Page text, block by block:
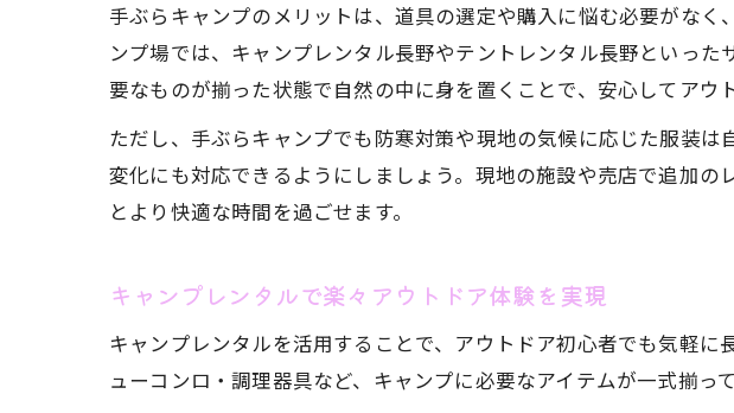
手ぶらキャン
キャンプレン
レンタル安い
レンタル付き
手ぶらキャン
手ぶらキャンプのメリットは、道具の選定や購入に悩む必要がな
ンプ場では、キャンプレンタル長野やテントレンタル長野といっ
要なものが揃った状態で自然の中に身を置くことで、安心してアウ
ただし、手ぶらキャンプでも防寒対策や現地の気候に応じた服装
変化にも対応できるようにしましょう。現地の施設や売店で追加
とより快適な時間を過ごせます。
キャンプレンタルで楽々アウトドア体験を実現
キャンプレンタルを活用することで、アウトドア初心者でも気軽
ューコンロ・調理器具など、キャンプに必要なアイテムが一式揃っ